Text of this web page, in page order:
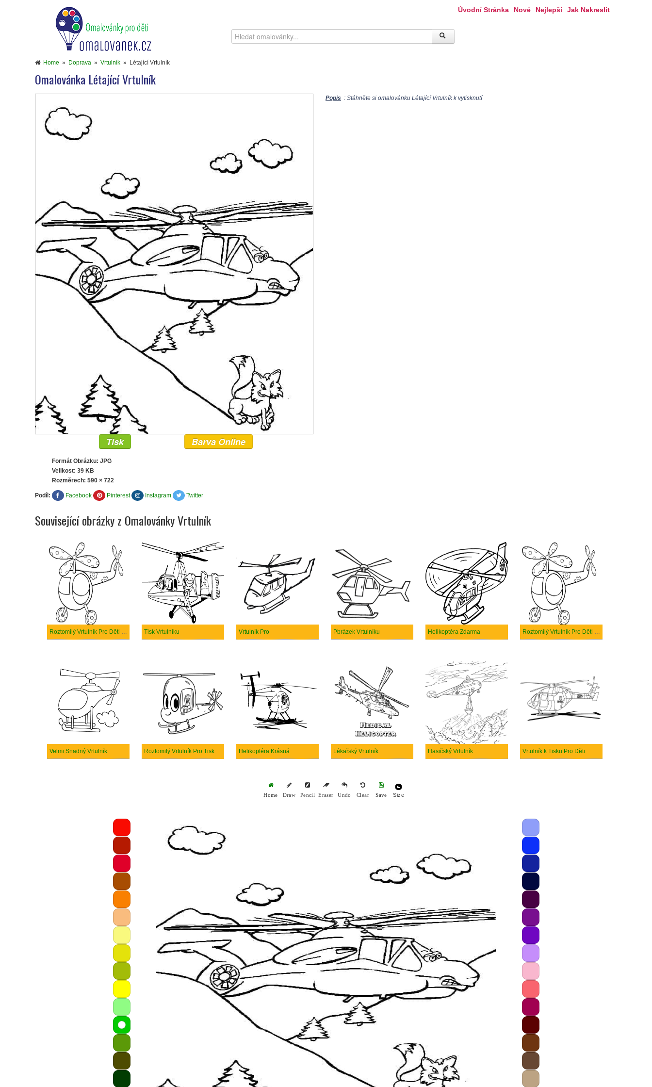
Úvodní Stránka Nové Nejlepší Jak Nakreslit
Home » Doprava » Vrtulník » Létající Vrtulník
Omalovánka Létající Vrtulník
Popis : Stáhněte si omalovánku Létající Vrtulník k vytisknutí
Tisk Barva Online
Formát Obrázku: JPG
Velikost: 39 KB
Rozměrech: 590 × 722
Podíl: Facebook Pinterest Instagram Twitter
Související obrázky z Omalovánky Vrtulník
Roztomilý Vrtulník Pro Děti k Tisku Tisk Vrtulníku Vrtulník Pro Pbrázek Vrtulníku Helikoptéra Zdarma Roztomilý Vrtulník Pro Děti Zdarma
Velmi Snadný Vrtulník Roztomilý Vrtulník Pro Tisk Helikoptéra Krásná Lékařský Vrtulník Hasičský Vrtulník Vrtulník k Tisku Pro Děti
Home Draw Pencil Eraser Undo Clear Save Size